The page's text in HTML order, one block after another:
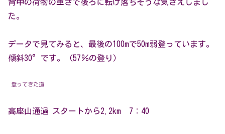
背中の荷物の重さで後ろに転げ落ちそうな気さえしまし
た。
データで見てみると、最後の100mで50m弱登っています。
傾斜30°です。（57％の登り）
登ってきた道
高座山通過 スタートから2.2km 7：40